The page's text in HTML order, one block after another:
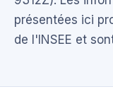
présentées ici
de l'INSEE et